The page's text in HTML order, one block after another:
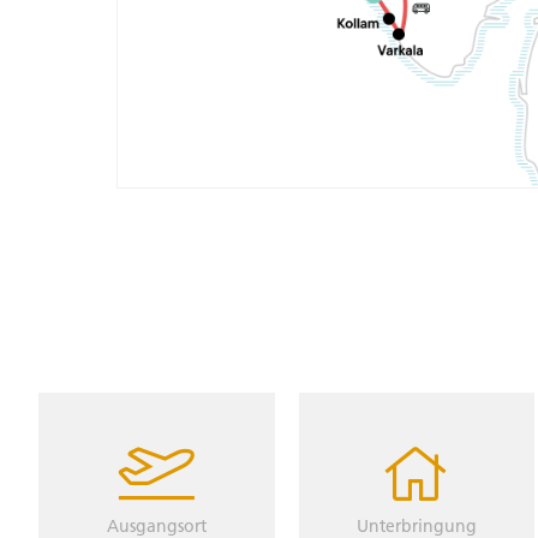
Ausgangsort Unterbringung